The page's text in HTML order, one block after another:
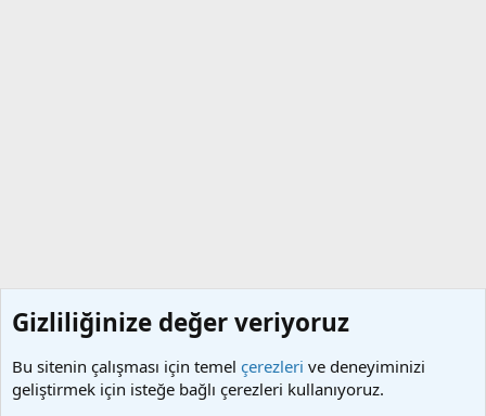
Gizliliğinize değer veriyoruz
Bu sitenin çalışması için temel çerezleri ve deneyiminizi
geliştirmek için isteğe bağlı çerezleri kullanıyoruz.